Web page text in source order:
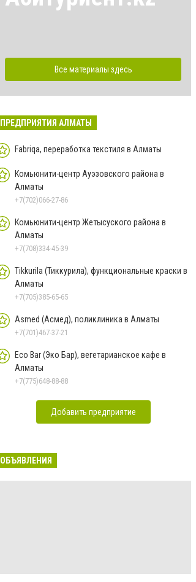
Все материалы здесь
ПРЕДПРИЯТИЯ АЛМАТЫ
Fabriqa, переработка текстиля в Алматы
Комьюнити-центр Ауэзовского района в
Алматы
+7(702)066-27-86
Комьюнити-центр Жетысуского района в
Алматы
+7(708)334-45-39
Tikkurila (Тиккурила), функциональные краски в
Алматы
+7(705)385-65-65
Asmed (Асмед), поликлиника в Алматы
+7(701)467-37-21
Eco Bar (Эко Бар), вегетарианское кафе в
Алматы
+7(775)648-88-88
Добавить предприятие
ОБЪЯВЛЕНИЯ